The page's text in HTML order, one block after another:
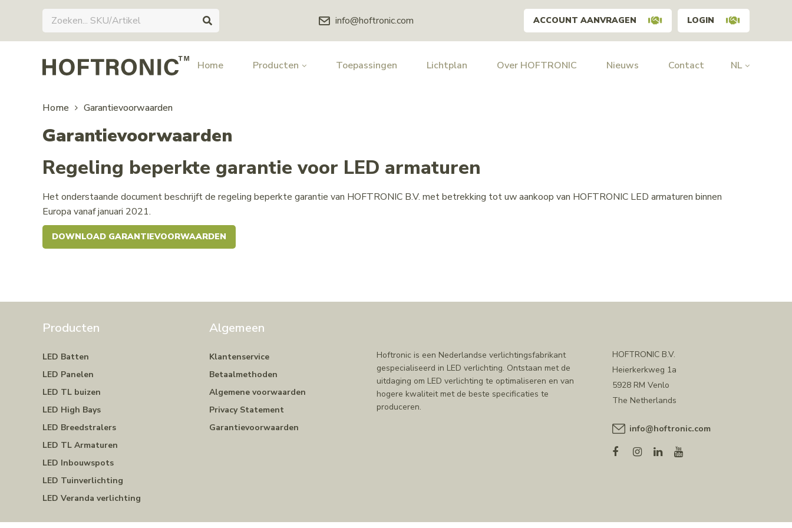
info@hoftronic.com ACCOUNT AANVRAGEN LOGIN
Home Producten Toepassingen Lichtplan Over HOFTRONIC Nieuws Contact NL
Home Garantievoorwaarden
Garantievoorwaarden
Regeling beperkte garantie voor LED armaturen
Het onderstaande document beschrijft de regeling beperkte garantie van HOFTRONIC B.V. met betrekking tot uw aankoop van HOFTRONIC LED armaturen binnen
Europa vanaf januari 2021.
DOWNLOAD GARANTIEVOORWAARDEN
Producten
LED Batten
LED Panelen
LED TL buizen
LED High Bays
LED Breedstralers
LED TL Armaturen
LED Inbouwspots
LED Tuinverlichting
LED Veranda verlichting
Algemeen
Klantenservice
Betaalmethoden
Algemene voorwaarden
Privacy Statement
Garantievoorwaarden
Hoftronic is een Nederlandse verlichtingsfabrikant
gespecialiseerd in LED verlichting. Ontstaan met de
uitdaging om LED verlichting te optimaliseren en van
hogere kwaliteit met de beste specificaties te
produceren.
HOFTRONIC B.V.
Heierkerkweg 1a
5928 RM Venlo
The Netherlands
info@hoftronic.com